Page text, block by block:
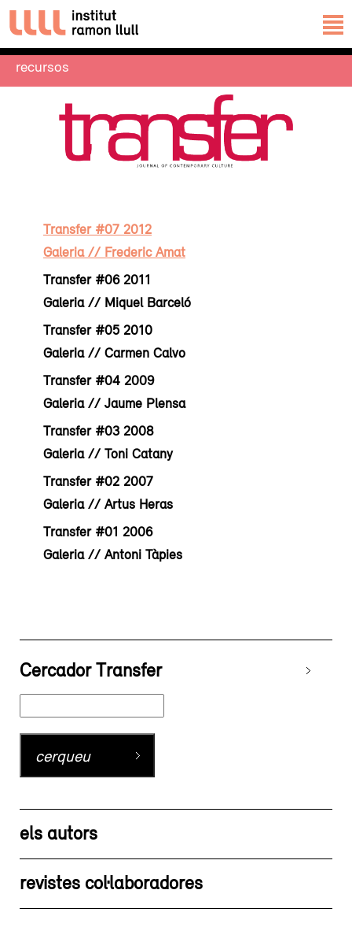
recursos
Transfer #07 2012
Galeria // Frederic Amat
Transfer #06 2011
Galeria // Miquel Barceló
Transfer #05 2010
Galeria // Carmen Calvo
Transfer #04 2009
Galeria // Jaume Plensa
Transfer #03 2008
Galeria // Toni Catany
Transfer #02 2007
Galeria // Artus Heras
Transfer #01 2006
Galeria // Antoni Tàpies
Cercador Transfer
els autors
revistes col·laboradores